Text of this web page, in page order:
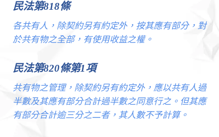
民法第818條
各共有人，除契約另有約定外，按其應有部分，對
於共有物之全部，有使用收益之權。
民法第820條第1項
共有物之管理，除契約另有約定外，應以共有人過
半數及其應有部分合計過半數之同意行之。但其應
有部分合計逾三分之二者，其人數不予計算。